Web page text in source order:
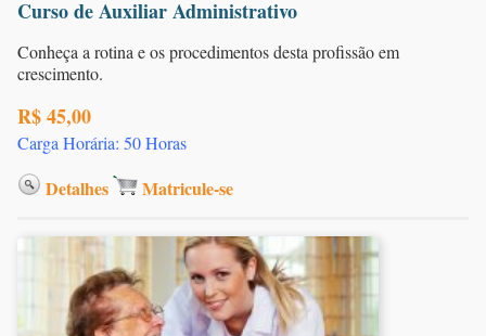
Curso de Auxiliar Administrativo
Conheça a rotina e os procedimentos desta profissão em
crescimento.
R$ 45,00
Carga Horária: 50 Horas
Detalhes Matricule-se